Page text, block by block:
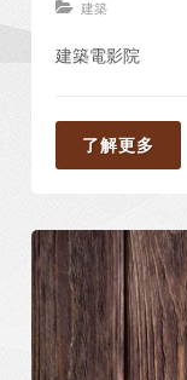
建築
建築電影院
了解更多